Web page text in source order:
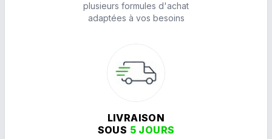
plusieurs formules d'achat
adaptées à vos besoins
LIVRAISON
SOUS 5 JOURS